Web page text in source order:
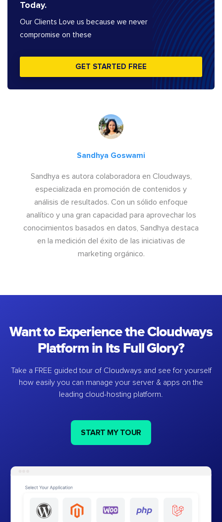
Today.
Our Clients Love us because we never
compromise on these
GET STARTED FREE
Sandhya Goswami
Sandhya es autora colaboradora en Cloudways,
especializada en promoción de contenidos y
análisis de resultados. Con un sólido enfoque
analítico y una gran capacidad para aprovechar los
conocimientos basados en datos, Sandhya destaca
en la medición del éxito de las iniciativas de
marketing orgánico.
Want to Experience the Cloudways
Platform in Its Full Glory?
Take a FREE guided tour of Cloudways and see for yourself
how easily you can manage your server & apps on the
leading cloud-hosting platform.
START MY TOUR